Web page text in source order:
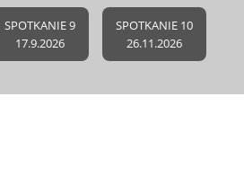
SPOTKANIE 9
17.9.2026
SPOTKANIE 10
26.11.2026